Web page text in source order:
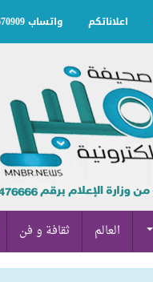
اعلاناتكم واتساب 0570670909
العالم ثقافة و فن